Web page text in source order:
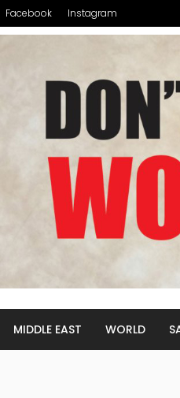
Facebook Instagram
MIDDLE EAST WORLD